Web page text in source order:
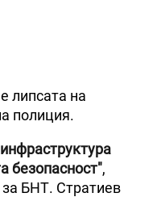
липсата на
полиция.
безопасност",
БНТ. Стратиев